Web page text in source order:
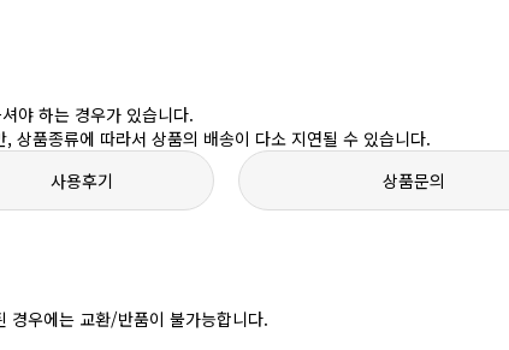
야 하는 경우가 있습니다.
상품종류에 따라서 상품의 배송이 다소 지연될 수 있습니다.
사용후기 상품문의
경우에는 교환/반품이 불가능합니다.